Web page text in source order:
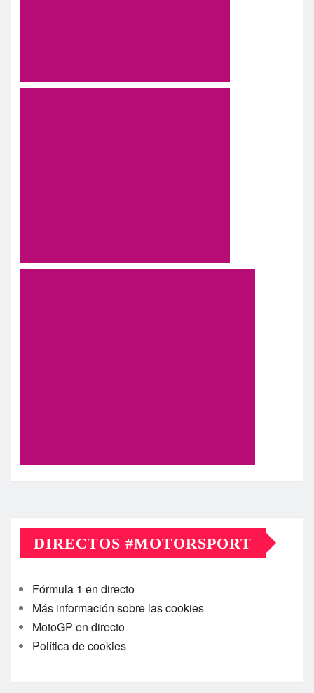
DIRECTOS #MOTORSPORT
Fórmula 1 en directo
Más información sobre las cookies
MotoGP en directo
Política de cookies